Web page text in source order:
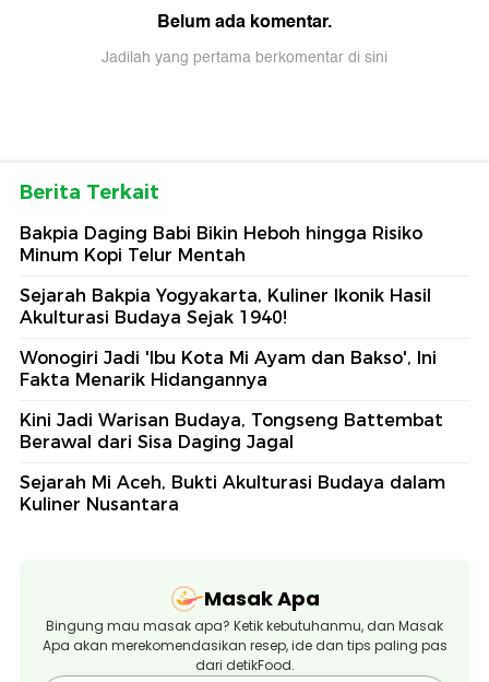
Belum ada komentar.
Jadilah yang pertama berkomentar di sini
Berita Terkait
Bakpia Daging Babi Bikin Heboh hingga Risiko
Minum Kopi Telur Mentah
Sejarah Bakpia Yogyakarta, Kuliner Ikonik Hasil
Akulturasi Budaya Sejak 1940!
Wonogiri Jadi 'Ibu Kota Mi Ayam dan Bakso', Ini
Fakta Menarik Hidangannya
Kini Jadi Warisan Budaya, Tongseng Battembat
Berawal dari Sisa Daging Jagal
Sejarah Mi Aceh, Bukti Akulturasi Budaya dalam
Kuliner Nusantara
Masak Apa
Bingung mau masak apa? Ketik kebutuhanmu, dan Masak
Apa akan merekomendasikan resep, ide dan tips paling pas
dari detikFood.